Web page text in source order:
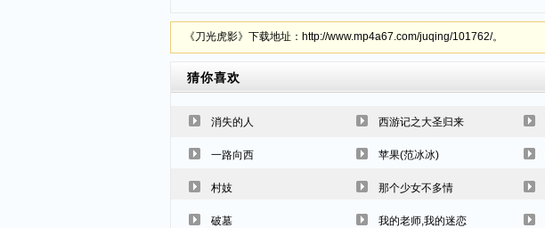
《刀光虎影》下载地址：http://www.mp4a67.com/juqing/101762/。
猜你喜欢
消失的人 西游记之大圣归来
一路向西 苹果(范冰冰)
村妓 那个少女不多情
破墓 我的老师,我的迷恋